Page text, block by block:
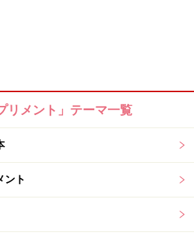
リメント」テーマ一覧
ント